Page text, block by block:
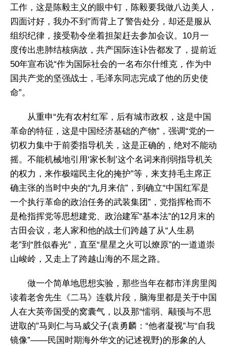
工作，这是陈毅主义的眼中钉，陈毅要我做八边美人，
四面讨好，我办不到”而背上了警告处分，却还是服从
组织纪律，接受勒令坐着担架赶去参加会议。10月一
度传出患肺结核病故，共产国际连讣告都发了，提前近
50年宣布说“作为国际社会的一名布尔什维克，作为中
国共产党的坚强战士，毛泽东同志完成了他的历史使
命”。
从重申“先有农村红军，后有城市政权，这是中国
革命的特征，这是中国经济基础的产物”，强调“党的一
切权力集中于前委指导机关，这是正确的，绝对不能动
摇。不能机械地引用‘家长制’这个名词来削弱指导机关
的权力，来作极端民主化的掩护”等，来支持毛主席正
确主张的当时中央的“九月来信”，到确立“中国红军是
一个执行革命的政治任务的武装集团”，党指挥枪而不
是枪指挥党等思想建党、政治建军“基本法”的12月末的
古田会议，老人家和他的战士们跨越了从“人生易
老”到“胜似春光”，直至“星星之火可以燎原”的一道道崇
山峻岭，又走上了跨越山海的不屈之路。
做一个简单地思想实验，那些当年在都市洋房里阅
读着老舍先生《二马》连载片段，脑海里都是关于中国
人在大英帝国受的窝囊气，以及那“懦弱、颟顸与不思
进取的”马则仁与马威父子(袁勇麟：“他者凝视”与“自我
镜像”——民国时期海外华文的记述视野)的形象的人